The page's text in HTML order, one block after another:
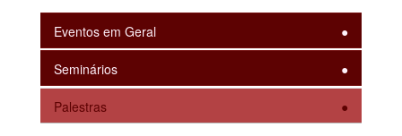
Eventos em Geral
Seminários
Palestras